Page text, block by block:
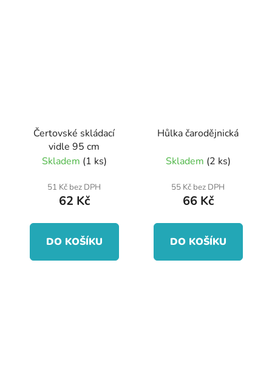
Čertovské skládací
vidle 95 cm
Skladem (1 ks)
51 Kč bez DPH
62 Kč
DO KOŠÍKU
Hůlka čarodějnická
Skladem (2 ks)
55 Kč bez DPH
66 Kč
DO KOŠÍKU